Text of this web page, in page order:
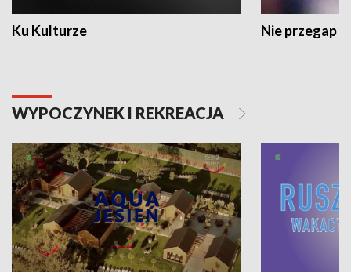
Ku Kulturze Nie przegap
WYPOCZYNEK I REKREACJA